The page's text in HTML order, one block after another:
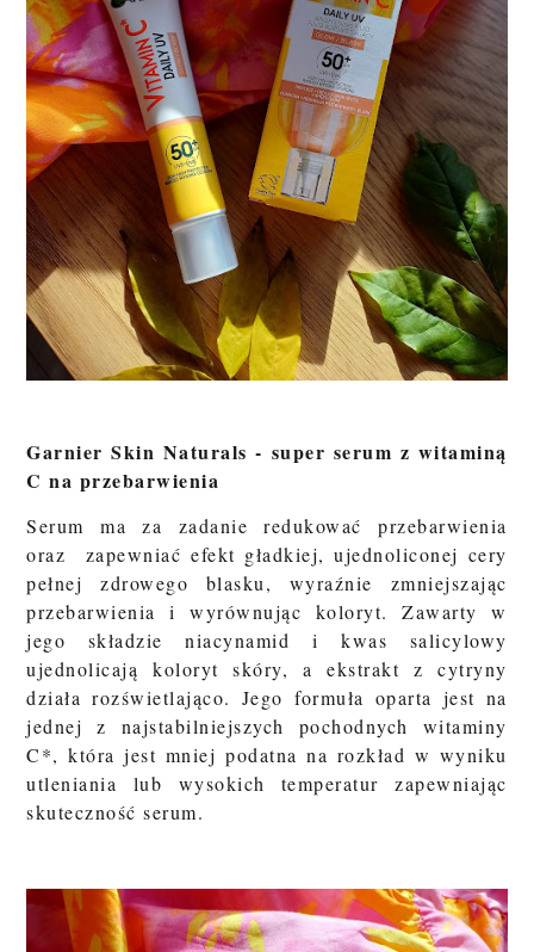
Garnier Skin Naturals - super serum z witaminą
C na przebarwienia
Serum ma za zadanie redukować przebarwienia
oraz zapewniać efekt gładkiej, ujednoliconej cery
pełnej zdrowego blasku, wyraźnie zmniejszając
przebarwienia i wyrównując koloryt. Zawarty w
jego składzie niacynamid i kwas salicylowy
ujednolicają koloryt skóry, a ekstrakt z cytryny
działa rozświetlająco. Jego formuła oparta jest na
jednej z najstabilniejszych pochodnych witaminy
C*, która jest mniej podatna na rozkład w wyniku
utleniania lub wysokich temperatur zapewniając
skuteczność serum.